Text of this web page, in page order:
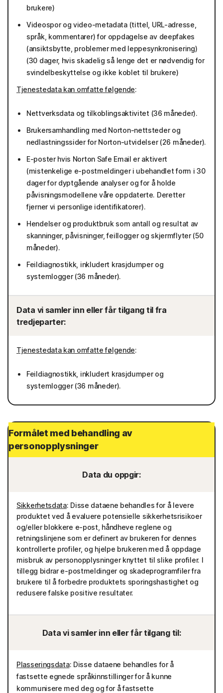
brukere)
Videospor og video-metadata (tittel, URL-adresse,
språk, kommentarer) for oppdagelse av deepfakes
(ansiktsbytte, problemer med leppesynkronisering)
(30 dager, hvis skadelig så lenge det er nødvendig for
svindelbeskyttelse og ikke koblet til brukere)
Tjenestedata kan omfatte følgende:
Nettverksdata og tilkoblingsaktivitet (36 måneder).
Brukersamhandling med Norton-nettsteder og
nedlastningssider for Norton-utvidelser (26 måneder).
E-poster hvis Norton Safe Email er aktivert
(mistenkelige e-postmeldinger i ubehandlet form i 30
dager for dyptgående analyser og for å holde
påvisningsmodellene våre oppdaterte. Deretter
fjerner vi personlige identifikatorer).
Hendelser og produktbruk som antall og resultat av
skanninger, påvisninger, feillogger og skjermflyter (50
måneder).
Feildiagnostikk, inkludert krasjdumper og
systemlogger (36 måneder).
Data vi samler inn eller får tilgang til fra
tredjeparter:
Tjenestedata kan omfatte følgende:
Feildiagnostikk, inkludert krasjdumper og
systemlogger (36 måneder).
Formålet med behandling av
personopplysninger
Data du oppgir:
Sikkerhetsdata: Disse dataene behandles for å levere
produktet ved å evaluere potensielle sikkerhetsrisikoer
og/eller blokkere e-post, håndheve reglene og
retningslinjene som er definert av brukeren for dennes
kontrollerte profiler, og hjelpe brukeren med å oppdage
misbruk av personopplysninger knyttet til slike profiler. I
tillegg bidrar e-postmeldinger og skadeprogramfiler fra
brukere til å forbedre produktets sporingshastighet og
redusere falske positive resultater.
Data vi samler inn eller får tilgang til:
Plasseringsdata: Disse dataene behandles for å
fastsette egnede språkinnstillinger for å kunne
kommunisere med deg og for å fastsette